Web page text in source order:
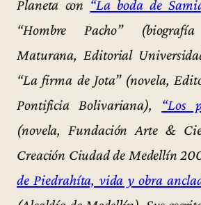
Planeta con “La boda de
“Hombre Pacho”
Maturana, Editorial
“La firma de Jota” (novela,
Pontificia Bolivariana), “Los
(novela, Fundación Arte &
Creación Ciudad de Medellín
de Piedrahíta, vida y obra